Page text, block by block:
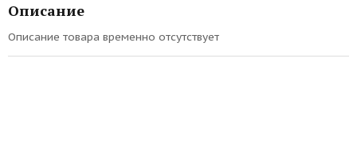
Описание
Описание товара временно отсутствует